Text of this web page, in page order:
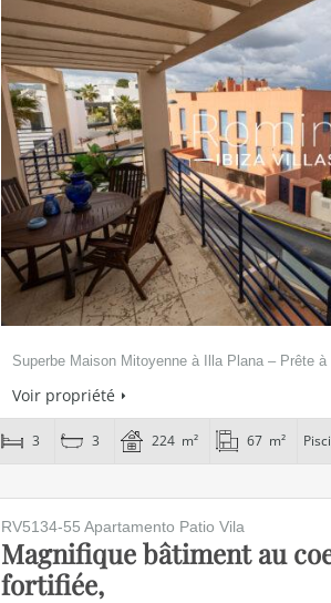
Superbe Maison Mitoyenne à Illa Plana – Prête
Voir propriété
3 3 224 m² 67 m²
RV5134-55 Apartamento Patio Vila
Magnifique bâtiment au
fortifiée,